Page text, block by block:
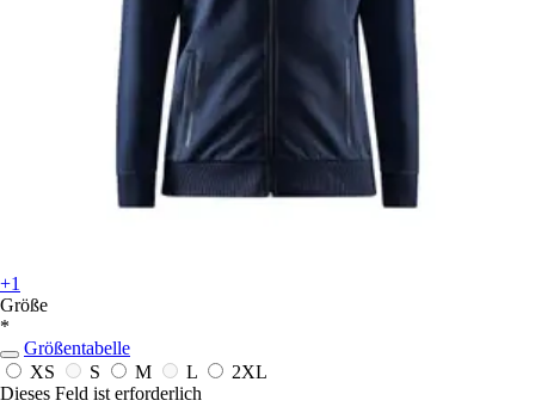
+1
Größe
*
Größentabelle
XS
S M L
2XL
Dieses Feld ist erforderlich